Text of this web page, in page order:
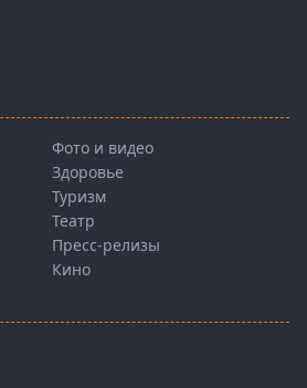
Фото и видео
Здоровье
Туризм
Театр
Пресс-релизы
Кино